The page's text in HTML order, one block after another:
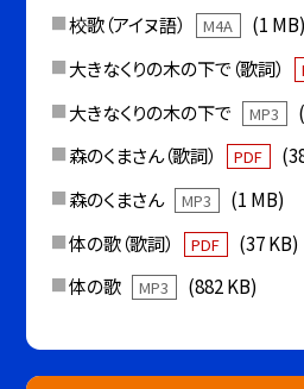
校歌（アイヌ語）
M4A
(1 MB)
大きなくりの木の下で（歌詞）
大きなくりの木の下で
MP3
森のくまさん（歌詞）
PDF
森のくまさん
MP3
(1 MB)
体の歌（歌詞）
PDF
(37 KB)
体の歌
MP3 (882 KB)